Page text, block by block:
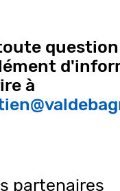
à
partenaires